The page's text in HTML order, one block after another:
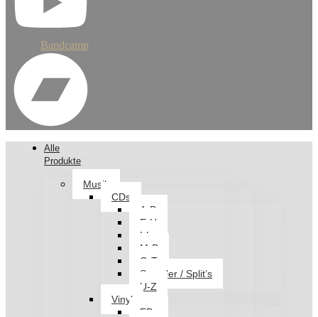
Bandcamp
Alle
Produkte
Musik
CDs
A-D
E-H
I-L
M-P
Q-T
Sampler / Split’s
U-Z
Vinyl
EPs